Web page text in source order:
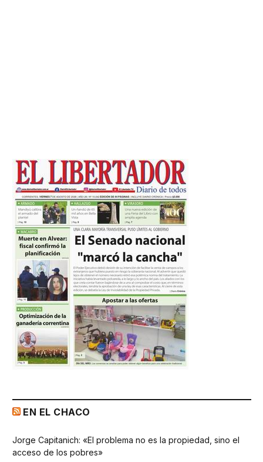
EN EL CHACO
Jorge Capitanich: «El problema no es la propiedad, sino el
acceso de los pobres»